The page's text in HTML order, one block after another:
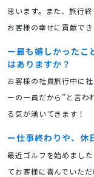
思います。また、旅行
お客様の幸せに貢献で
最も嬉しかったこ
はありますか？
お客様の社員旅行中に
ーの一員だから”と言わ
る気が湧いてきます！
仕事終わりや、休
最近ゴルフを始めまし
てお客様に喜んでいた